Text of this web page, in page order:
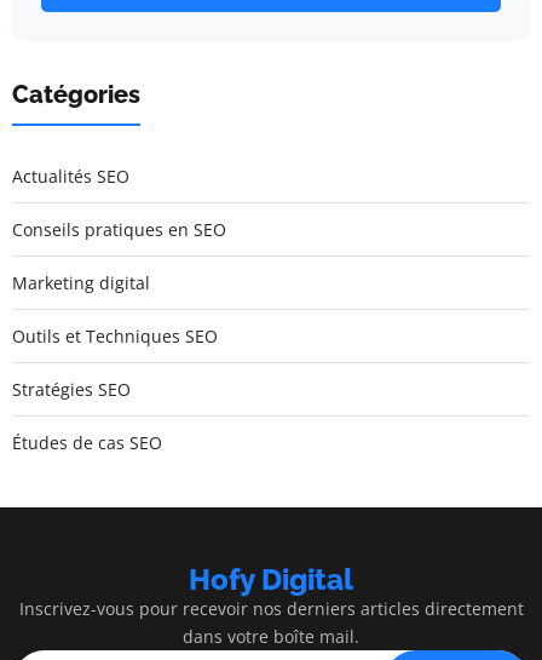
Catégories
Actualités SEO
Conseils pratiques en SEO
Marketing digital
Outils et Techniques SEO
Stratégies SEO
Études de cas SEO
Hofy Digital
Inscrivez-vous pour recevoir nos derniers articles directement
dans votre boîte mail.